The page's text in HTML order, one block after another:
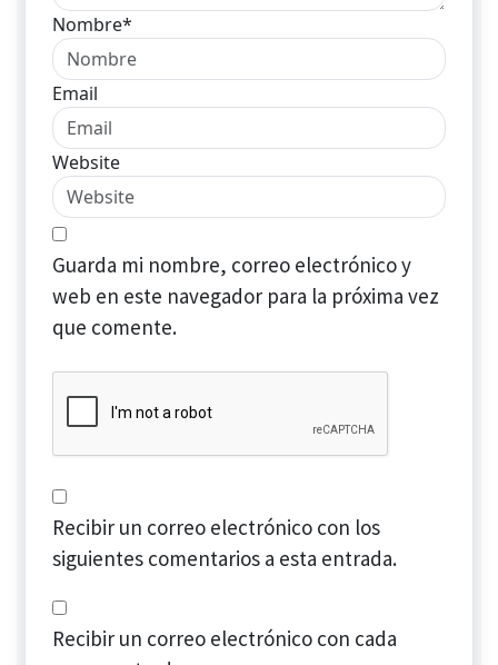
Nombre*
Email
Website
Guarda mi nombre, correo electrónico y
web en este navegador para la próxima vez
que comente.
Recibir un correo electrónico con los
siguientes comentarios a esta entrada.
Recibir un correo electrónico con cada